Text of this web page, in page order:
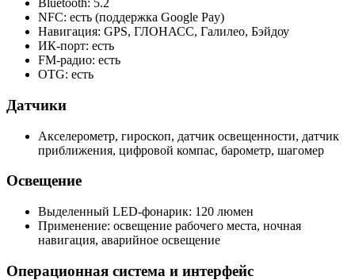
Bluetooth: 5.2
NFC: есть (поддержка Google Pay)
Навигация: GPS, ГЛОНАСС, Галилео, Бэйдоу
ИК‑порт: есть
FM‑радио: есть
OTG: есть
Датчики
Акселерометр, гироскоп, датчик освещенности, датчик
приближения, цифровой компас, барометр, шагомер
Освещение
Выделенный LED-фонарик: 120 люмен
Применение: освещение рабочего места, ночная
навигация, аварийное освещение
Операционная система и интерфейс